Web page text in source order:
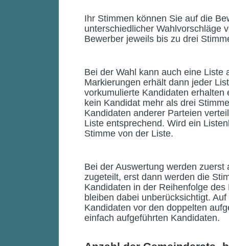
Ihr Stimmen können Sie auf die
unterschiedlicher Wahlvorschläge
Bewerber jeweils bis zu drei
Bei der Wahl kann auch eine Liste
Markierungen erhält dann jeder
vorkumulierte Kandidaten
kein Kandidat mehr als drei
Kandidaten anderer Parteien
Liste entsprechend. Wird ein
Stimme von der Liste.
Bei der Auswertung werden
zugeteilt, erst dann werden die
Kandidaten in der Reihenfolge
bleiben dabei unberücksichtigt.
Kandidaten vor den doppelten
einfach aufgeführten Kandidaten.